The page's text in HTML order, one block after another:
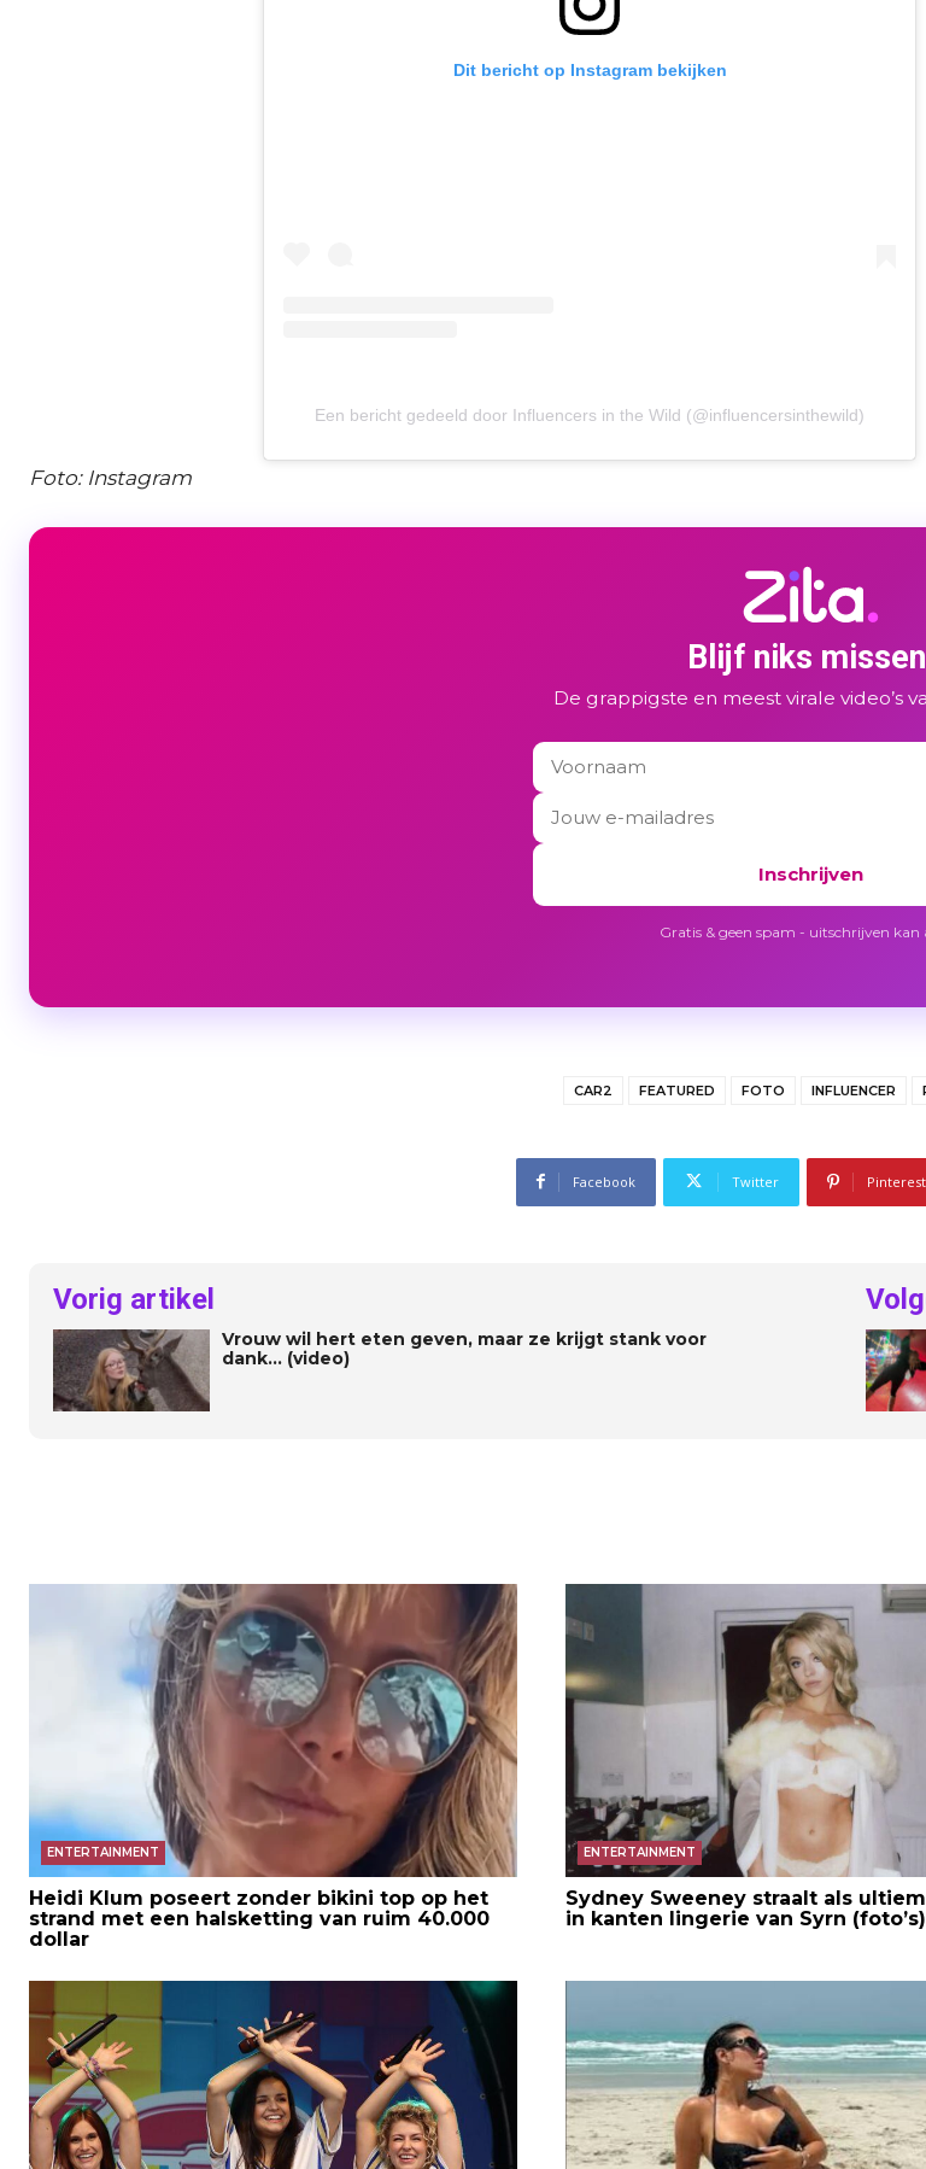
Dit bericht op Instagram bekijken
Een bericht gedeeld door Influencers in the Wild (@influencersinthewild)
Foto: Instagram
Blijf niks
De grappigste en meest virale video’s
Inschrijven
Gratis & geen spam - uitschrijven kan
CAR2 FEATURED FOTO INFLUENCER
Facebook Twitter Pinterest
Vorig artikel
Vrouw wil hert eten geven, maar ze krijgt stank voor
dank… (video)
ENTERTAINMENT
Heidi Klum poseert zonder bikini top op het
strand met een halsketting van ruim 40.000
dollar
ENTERTAINMENT
Sydney Sweeney straalt als
in kanten lingerie van Syrn (foto’s)